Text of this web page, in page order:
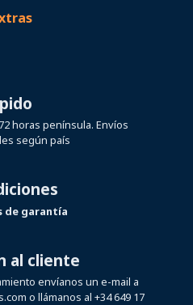
horas península. Envíos
según país
garantía
envíanos un e-mail a
o llámanos al
telefónica Lunes a